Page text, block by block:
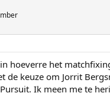
hoeverre het
de keuze om Jorrit
Ik meen me te